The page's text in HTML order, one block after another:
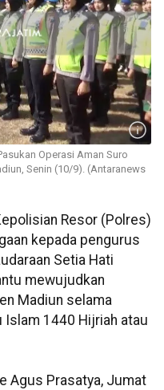
Operasi Aman Suro
Senin (10/9). (Antaranews
Resor (Polres)
kepada pengurus
Setia Hati
mewujudkan
Madiun selama
Islam 1440 Hijriah atau
Agus Prasatya, Jumat